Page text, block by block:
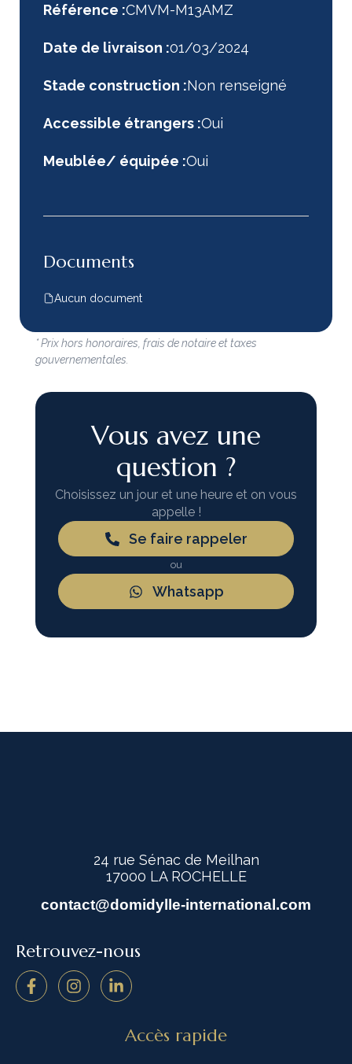
Référence :CMVM-M13AMZ
Date de livraison :01/03/2024
Stade construction :Non renseigné
Accessible étrangers :Oui
Meublée/ équipée :Oui
Documents
Aucun document
* Prix hors honoraires, frais de notaire et taxes
gouvernementales.
Vous avez une
question ?
Choisissez un jour et une heure et on vous
appelle !
Se faire rappeler
ou
Whatsapp
24 rue Sénac de Meilhan
17000 LA ROCHELLE
contact@domidylle-international.com
Retrouvez-nous
Accès rapide